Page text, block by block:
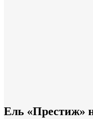
Ель «Престиж»